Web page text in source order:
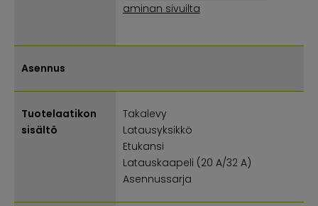
aminan sivuilta
Asennus
Tuotelaatikon
sisältö
Takalevy
Latausyksikkö
Etukansi
Latauskaapeli (20 A/32 A)
Asennussarja